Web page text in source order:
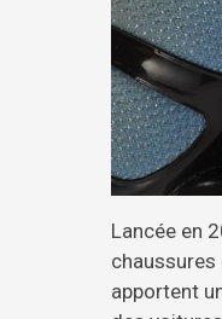
Lancée en
chaussures
apportent